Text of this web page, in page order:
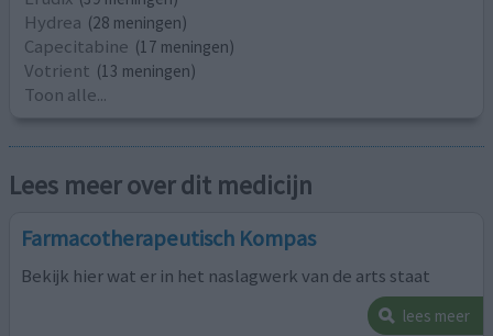
Hydrea (28 meningen)
Capecitabine (17 meningen)
Votrient (13 meningen)
Toon alle...
Lees meer over dit medicijn
Farmacotherapeutisch Kompas
Bekijk hier wat er in het naslagwerk van de arts staat
lees meer